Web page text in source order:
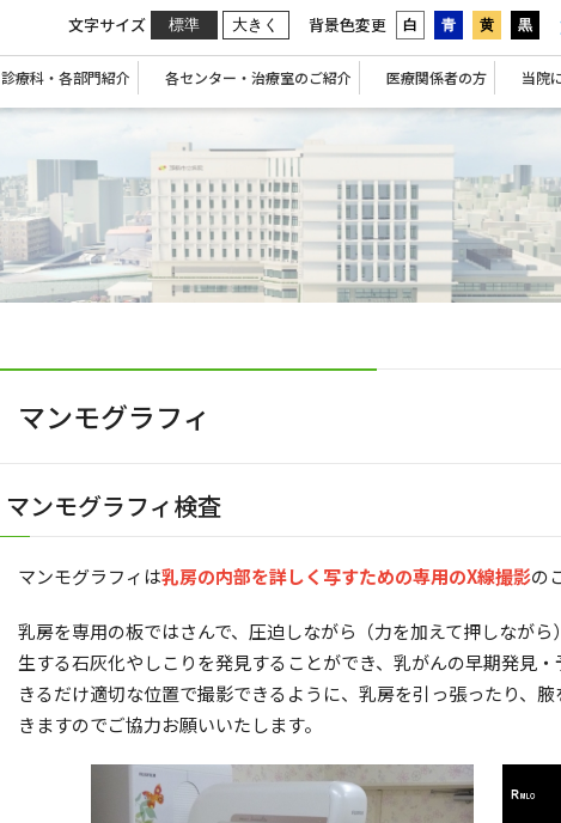
文字サイズ 標準 大きく 背景色変更 白 青 黄 黒
診療科・各部門紹介 各センター・治療室のご紹介 医療関係者の方 当院
マンモグラフィ
マンモグラフィ検査
マンモグラフィは乳房の内部を詳しく写すための専用のX線撮影の
乳房を専用の板ではさんで、圧迫しながら（力を加えて押しなが
生する石灰化やしこりを発見することができ、乳がんの早期発見
きるだけ適切な位置で撮影できるように、乳房を引っ張ったり、
きますのでご協力お願いいたします。